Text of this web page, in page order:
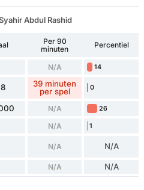
Abdul Rashid
Per 90
minuten
Percentiel
N/A 14
39 minuten
per spel
0
N/A 26
N/A 1
N/A N/A
N/A N/A